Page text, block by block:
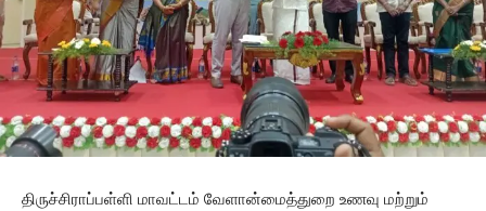
திருச்சிராப்பள்ளி மாவட்டம் வேளான்மைத்துறை உணவு மற்றும்